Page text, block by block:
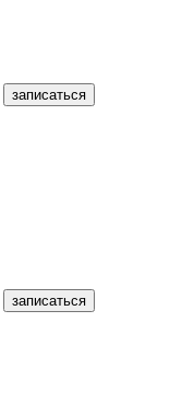
записаться
записаться